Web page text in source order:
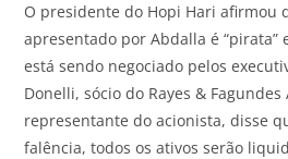
O presidente do Hopi Hari afirmou
apresentado por Abdalla é “pirata”
está sendo negociado pelos
Donelli, sócio do Rayes & Fagundes
representante do acionista, disse
falência, todos os ativos serão